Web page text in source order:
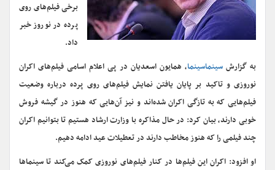
برخی فیلم‌های روی
پرده در نوروز خبر
داد.
به گزارشسینماسینما، همایون اسعدیان در پی اعلام اسامی فیلم‌های اکران
نوروزی و تاکید بر پایان یافتن نمایش فیلم‌های روی پرده درباره وضعیت
فیلم‌هایی که به تازگی اکران شده‌اند و نیز آن‌هایی که هنوز در گیشه فروش
خوبی دارند، بیان کرد: در حال مذاکره با وزارت ارشاد هستیم تا بتوانیم اکران‌
چند فیلمی را که هنوز مخاطب دارند در تعطیلات عید ادامه دهیم.
او افزود: اکران این فیلم‌ها در کنار فیلم‌های نوروزی کمک می‌کند تا سینماها